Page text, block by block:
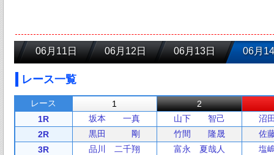
06月11日 06月12日 06月13日 06月
レース一覧
レース 1
2
1R
坂本 一真 山下 智己
沼
2R
黒田 剛 竹間 隆晟
佐
3R
品川 二千翔 富永 夏哉人
塩